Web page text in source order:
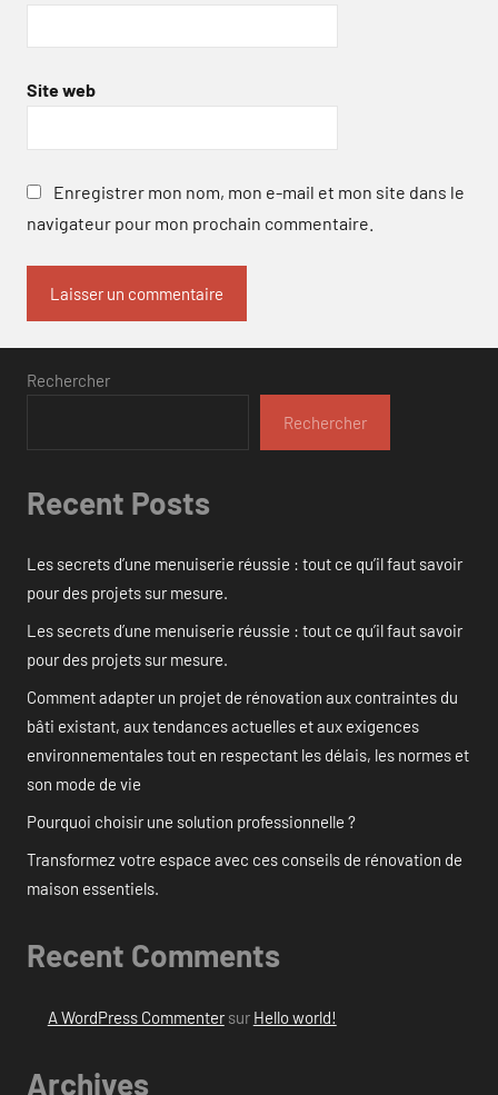
Site web
Enregistrer mon nom, mon e-mail et mon site dans le
navigateur pour mon prochain commentaire.
Rechercher
Rechercher
Recent Posts
Les secrets d’une menuiserie réussie : tout ce qu’il faut savoir
pour des projets sur mesure.
Les secrets d’une menuiserie réussie : tout ce qu’il faut savoir
pour des projets sur mesure.
Comment adapter un projet de rénovation aux contraintes du
bâti existant, aux tendances actuelles et aux exigences
environnementales tout en respectant les délais, les normes et
son mode de vie
Pourquoi choisir une solution professionnelle ?
Transformez votre espace avec ces conseils de rénovation de
maison essentiels.
Recent Comments
A WordPress Commentersur Hello world!
Archives